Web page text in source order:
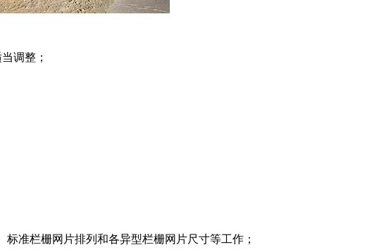
调整；
准栏栅网片排列和各异型栏栅网片尺寸等工作；